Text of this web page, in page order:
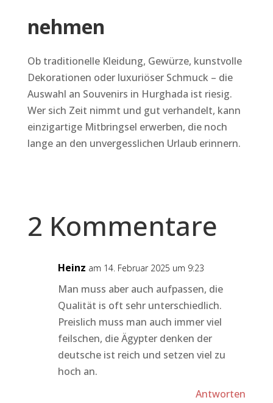
nehmen
Ob traditionelle Kleidung, Gewürze, kunstvolle
Dekorationen oder luxuriöser Schmuck – die
Auswahl an Souvenirs in Hurghada ist riesig.
Wer sich Zeit nimmt und gut verhandelt, kann
einzigartige Mitbringsel erwerben, die noch
lange an den unvergesslichen Urlaub erinnern.
2 Kommentare
Heinz am 14. Februar 2025 um 9:23
Man muss aber auch aufpassen, die
Qualität is oft sehr unterschiedlich.
Preislich muss man auch immer viel
feilschen, die Ägypter denken der
deutsche ist reich und setzen viel zu
hoch an.
Antworten